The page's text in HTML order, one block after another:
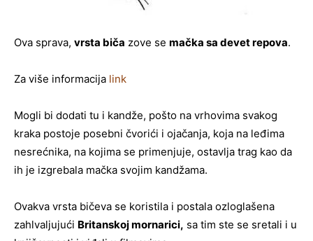
Ova sprava, vrsta biča zove se mačka sa devet repova.
Za više informacija link
Mogli bi dodati tu i kandže, pošto na vrhovima svakog
kraka postoje posebni čvorići i ojačanja, koja na leđima
nesrećnika, na kojima se primenjuje, ostavlja trag kao da
ih je izgrebala mačka svojim kandžama.
Ovakva vrsta bičeva se koristila i postala ozloglašena
zahlvaljujući Britanskoj mornarici, sa tim ste se sretali i u